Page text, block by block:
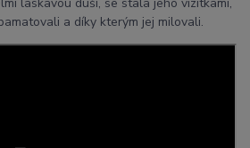
a díky kterým jej milovali.